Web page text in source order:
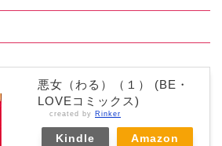
悪女（わる）（１） (BE・
LOVEコミックス)
created by Rinker
Kindle Amazon